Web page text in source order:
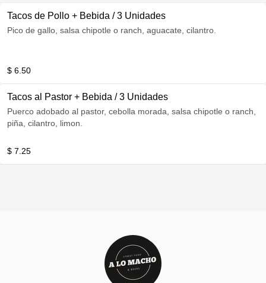
Tacos de Pollo + Bebida / 3 Unidades
Pico de gallo, salsa chipotle o ranch, aguacate, cilantro.
$ 6.50
Tacos al Pastor + Bebida / 3 Unidades
Puerco adobado al pastor, cebolla morada, salsa chipotle o ranch,
piña, cilantro, limon.
$ 7.25